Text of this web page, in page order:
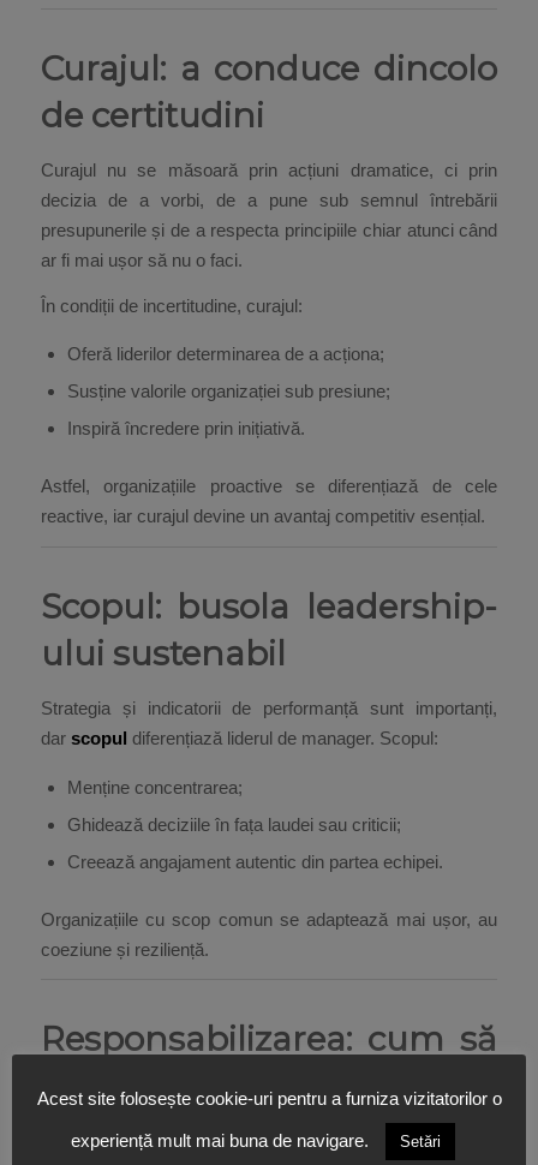
Curajul: a conduce dincolo
de certitudini
Curajul nu se măsoară prin acțiuni dramatice, ci prin
decizia de a vorbi, de a pune sub semnul întrebării
presupunerile și de a respecta principiile chiar atunci când
ar fi mai ușor să nu o faci.
În condiții de incertitudine, curajul:
Oferă liderilor determinarea de a acționa;
Susține valorile organizației sub presiune;
Inspiră încredere prin inițiativă.
Astfel, organizațiile proactive se diferențiază de cele
reactive, iar curajul devine un avantaj competitiv esențial.
Scopul: busola leadership-
ului sustenabil
Strategia și indicatorii de performanță sunt importanți,
dar scopul diferențiază liderul de manager. Scopul:
Menține concentrarea;
Ghidează deciziile în fața laudei sau criticii;
Creează angajament autentic din partea echipei.
Organizațiile cu scop comun se adaptează mai ușor, au
coeziune și reziliență.
Responsabilizarea: cum să
creezi lideri din oameni
Leadership-ul autentic nu înseamnă să faci totul singur.
Acest site folosește cookie-uri pentru a furniza vizitatorilor o
experiență mult mai buna de navigare. Setări